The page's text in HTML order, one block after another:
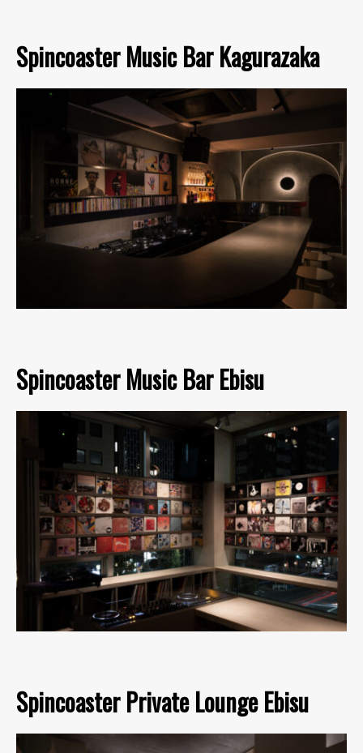
Spincoaster Music Bar Kagurazaka
Spincoaster Music Bar Ebisu
Spincoaster Private Lounge Ebisu